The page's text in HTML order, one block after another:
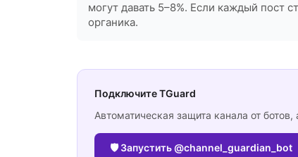
могут давать 5–8%. Если каждый пост
органика.
Подключите TGuard
Автоматическая защита канала от
🛡 Запустить @channel_guardian_bot